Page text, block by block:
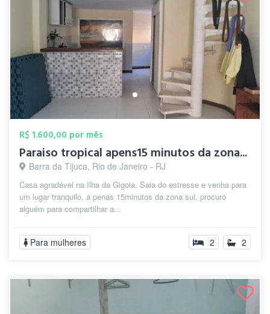
R$ 1.600,00 por mês
Paraiso tropical apens15 minutos da zona...
Barra da Tijuca, Rio de Janeiro - RJ
Casa agradável na Ilha da Gigoia. Saia do estresse e venha para
um lugar tranquilo, a penas 15minutos da zona sul. procuro
alguém para compartilhar a...
Para mulheres 2 2